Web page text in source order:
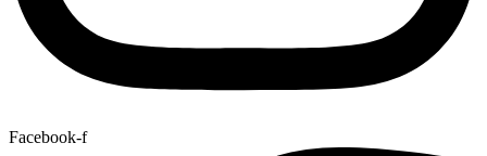
Facebook-f